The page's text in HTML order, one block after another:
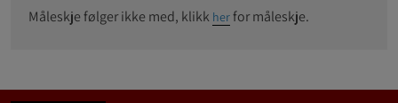
Måleskje følger ikke med, klikk herfor måleskje.